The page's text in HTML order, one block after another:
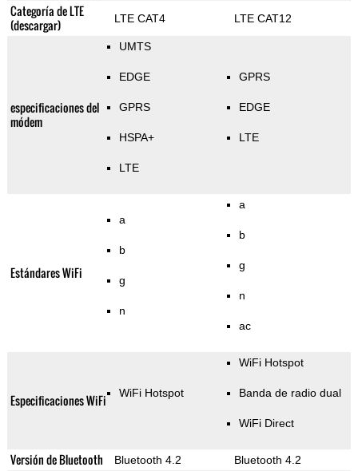
Categoría de LTE
(descargar)
LTE CAT4 LTE CAT12
especificaciones del
módem
UMTS
EDGE
GPRS
HSPA+
LTE
GPRS
EDGE
LTE
Estándares WiFi
a
b
g
n
a
b
g
n
ac
Especificaciones WiFi WiFi Hotspot
WiFi Hotspot
Banda de radio dual
WiFi Direct
Versión de Bluetooth Bluetooth 4.2 Bluetooth 4.2